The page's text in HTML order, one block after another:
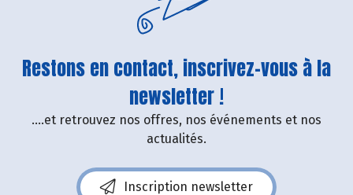
Restons en contact, inscrivez-vous à la
newsletter !
....et retrouvez nos offres, nos événements et nos
actualités.
Inscription newsletter